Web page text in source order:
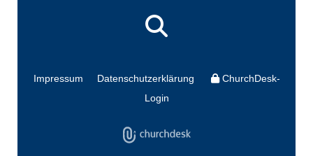
Impressum Datenschutzerklärung
ChurchDesk-
Login